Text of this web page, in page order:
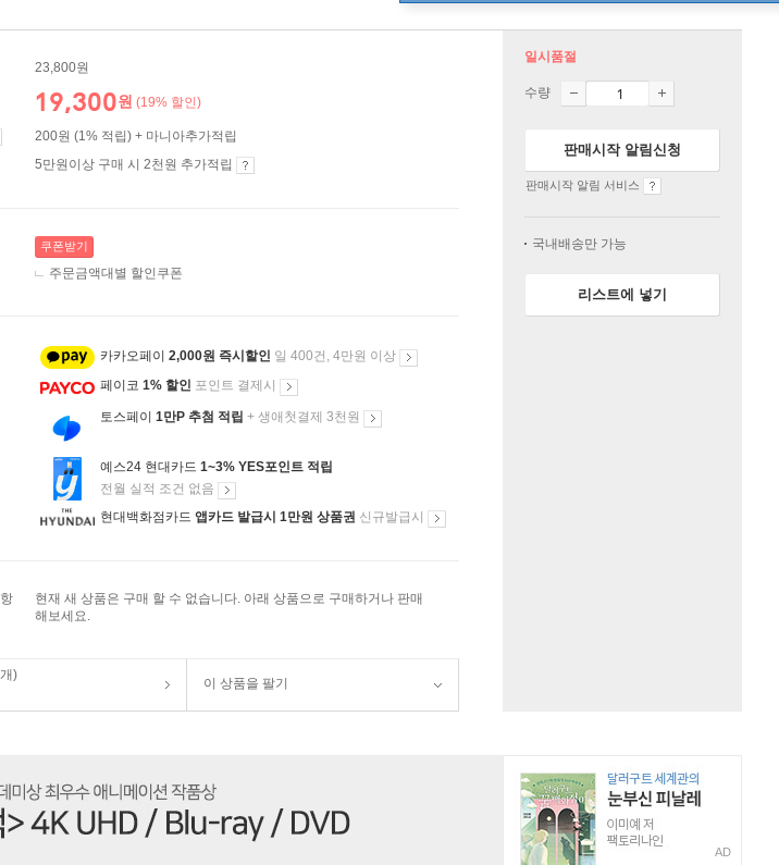
23,800원
19,300원 (19% 할인)
200원 (1% 적립) + 마니아추가적립
5만원이상 구매 시 2천원 추가적립
쿠폰받기
주문금액대별 할인쿠폰
카카오페이 2,000원 즉시할인 일 400건, 4만원 이상
페이코 1% 할인 포인트 결제시
토스페이 1만P 추첨 적립 + 생애첫결제 3천원
예스24 현대카드 1~3% YES포인트 적립
전월 실적 조건 없음
현대백화점카드 앱카드 발급시 1만원 상품권 신규발급시
현재 새 상품은 구매 할 수 없습니다. 아래 상품으로 구매하거나 판매
해보세요.
)
이 상품을 팔기
일시품절
수량
판매시작 알림신청
판매시작 알림 서비스
국내배송만 가능
리스트에 넣기
AD